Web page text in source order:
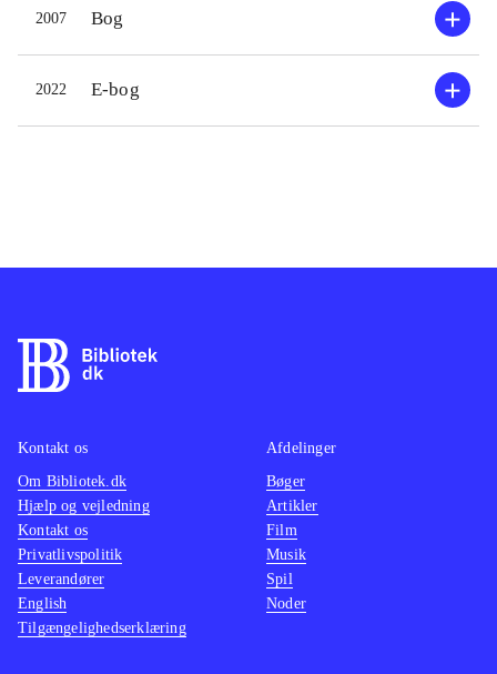
2007 Bog
2022 E-bog
Kontakt os
Om Bibliotek.dk
Hjælp og vejledning
Kontakt os
Privatlivspolitik
Leverandører
English
Tilgængelighedserklæring
Afdelinger
Bøger
Artikler
Film
Musik
Spil
Noder